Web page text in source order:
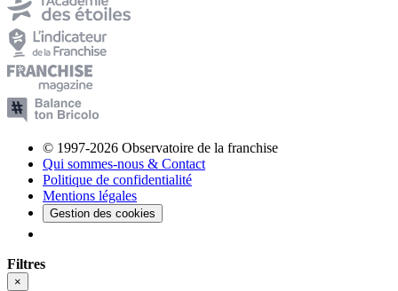
© 1997-2026 Observatoire de la franchise
Qui sommes-nous & Contact
Politique de confidentialité
Mentions légales
Gestion des cookies
Filtres
×